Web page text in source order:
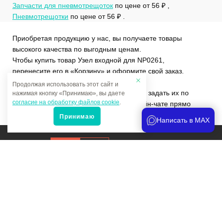
Запчасти для пневмотрещоток по цене от 56 ₽ ,
Пневмотрещотки по цене от 56 ₽ .
Приобретая продукцию у нас, вы получаете товары
высокого качества по выгодным ценам.
Чтобы купить товар Узел входной для NP0261,
перенесите его в «Корзину» и оформите свой заказ.
Если у вас остались вопросы, вы можете задать их по
телефону+7 (4822)65-69-46или в онлайн-чате прямо
Продвижение сайта
Продолжая использовать этот сайт и
нажимая кнопку «Принимаю», вы даете
согласие на обработку файлов cookie.
Принимаю Написать в MAX